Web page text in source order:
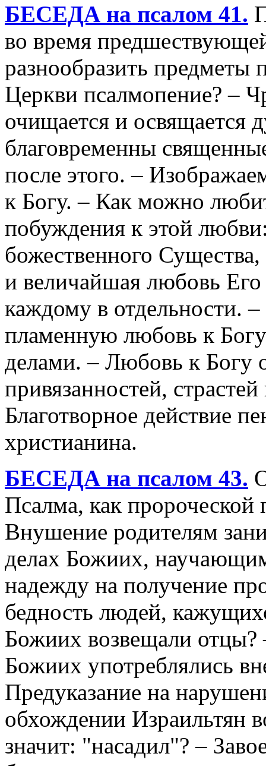
БЕСЕДА на псалом 41.
во время
разнообразить предметы
Церкви псалмопение? –
очищается и освящается
благовременны
после этого. –
к Богу. – Как можно
побуждения к этой
божественного
и величайшая любовь
каждому в отдельности.
пламенную любовь к
делами. – Любовь к Богу
привязанностей,
Благотворное действие
христианина.
БЕСЕДА на псалом 43.
Псалма, как пророческой
Внушение родителям
делах Божиих,
надежду на получение
бедность людей,
Божиих возвещали отцы?
Божиих употреблялись
Предуказание на
обхождении Израильтян
значит: "насадил"? –